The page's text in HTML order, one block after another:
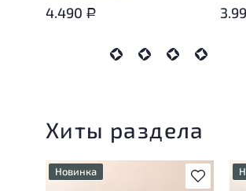
4.490 Р
Хиты раздела
В
Новинка